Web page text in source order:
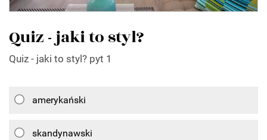
Quiz - jaki to styl?
Quiz - jaki to styl? pyt 1
amerykański
skandynawski